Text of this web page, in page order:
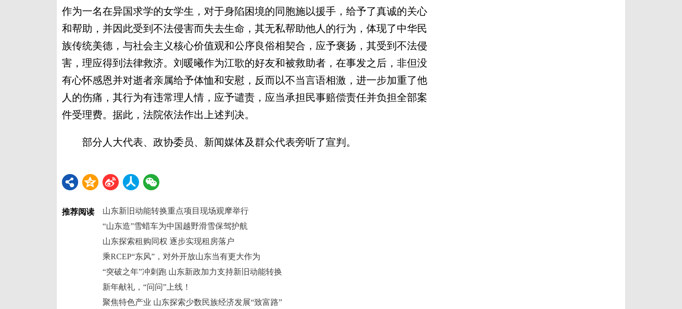
作为一名在异国求学的女学生，对于身陷困境的同胞施以援手，给予了真诚的关心
和帮助，并因此受到不法侵害而失去生命，其无私帮助他人的行为，体现了中华民
族传统美德，与社会主义核心价值观和公序良俗相契合，应予褒扬，其受到不法侵
害，理应得到法律救济。刘暖曦作为江歌的好友和被救助者，在事发之后，非但没
有心怀感恩并对逝者亲属给予体恤和安慰，反而以不当言语相激，进一步加重了他
人的伤痛，其行为有违常理人情，应予谴责，应当承担民事赔偿责任并负担全部案
件受理费。据此，法院依法作出上述判决。
部分人大代表、政协委员、新闻媒体及群众代表旁听了宣判。
推荐阅读
山东新旧动能转换重点项目现场观摩举行
“山东造”雪蜡车为中国越野滑雪保驾护航
山东探索租购同权 逐步实现租房落户
乘RCEP“东风”，对外开放山东当有更大作为
“突破之年”冲刺跑 山东新政加力支持新旧动能转换
新年献礼，“问问”上线！
聚焦特色产业 山东探索少数民族经济发展“致富路”